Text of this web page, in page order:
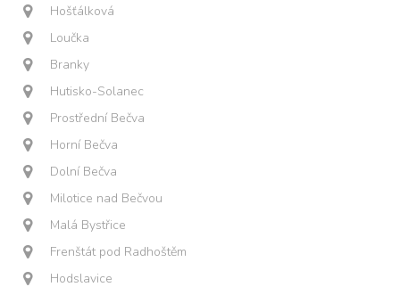
Hošťálková
Loučka
Branky
Hutisko-Solanec
Prostřední Bečva
Horní Bečva
Dolní Bečva
Milotice nad Bečvou
Malá Bystřice
Frenštát pod Radhoštěm
Hodslavice